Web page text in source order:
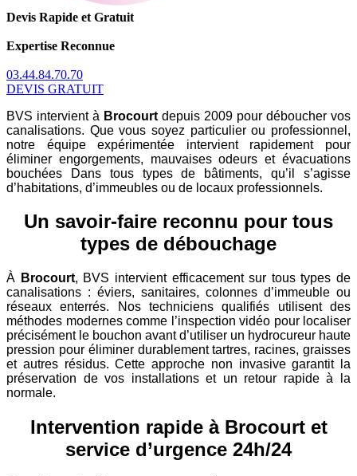
Devis Rapide et Gratuit
Expertise Reconnue
03.44.84.70.70
DEVIS GRATUIT
BVS intervient à Brocourt depuis 2009 pour déboucher vos
canalisations. Que vous soyez particulier ou professionnel,
notre équipe expérimentée intervient rapidement pour
éliminer engorgements, mauvaises odeurs et évacuations
bouchées Dans tous types de bâtiments, qu’il s’agisse
d’habitations, d’immeubles ou de locaux professionnels.
Un savoir-faire reconnu pour tous
types de débouchage
À Brocourt, BVS intervient efficacement sur tous types de
canalisations : éviers, sanitaires, colonnes d’immeuble ou
réseaux enterrés. Nos techniciens qualifiés utilisent des
méthodes modernes comme l’inspection vidéo pour localiser
précisément le bouchon avant d’utiliser un hydrocureur haute
pression pour éliminer durablement tartres, racines, graisses
et autres résidus. Cette approche non invasive garantit la
préservation de vos installations et un retour rapide à la
normale.
Intervention rapide à Brocourt et
service d’urgence 24h/24